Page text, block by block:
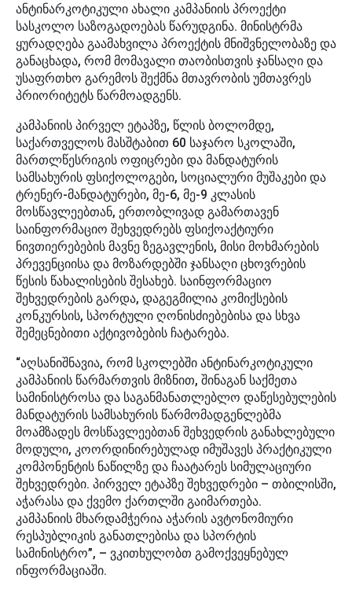
ანტინარკოტიკული ახალი კამპანიის პროექტი
სასკოლო საზოგადოებას წარუდგინა. მინისტრმა
ყურადღება გაამახვილა პროექტის მნიშვნელობაზე და
განაცხადა, რომ მომავალი თაობისთვის ჯანსაღი და
უსაფრთხო გარემოს შექმნა მთავრობის უმთავრეს
პრიორიტეტს წარმოადგენს.
კამპანიის პირველ ეტაპზე, წლის ბოლომდე,
საქართველოს მასშტაბით 60 საჯარო სკოლაში,
მართლწესრიგის ოფიცრები და მანდატურის
სამსახურის ფსიქოლოგები, სოციალური მუშაკები და
ტრენერ-მანდატურები, მე-6, მე-9 კლასის
მოსწავლეებთან, ერთობლივად გამართავენ
საინფორმაციო შეხვედრებს ფსიქოაქტიური
ნივთიერებების მავნე ზეგავლენის, მისი მოხმარების
პრევენციისა და მოზარდებში ჯანსაღი ცხოვრების
წესის წახალისების შესახებ. საინფორმაციო
შეხვედრების გარდა, დაგეგმილია კომიქსების
კონკურსის, სპორტული ღონისძიებებისა და სხვა
შემეცნებითი აქტივობების ჩატარება.
“აღსანიშნავია, რომ სკოლებში ანტინარკოტიკული
კამპანიის წარმართვის მიზნით, შინაგან საქმეთა
სამინისტროსა და საგანმანათლებლო დაწესებულების
მანდატურის სამსახურის წარმომადგენლებმა
მოამზადეს მოსწავლეებთან შეხვედრის განახლებული
მოდული, კოორდინირებულად იმუშავეს პრაქტიკული
კომპონენტის ნაწილზე და ჩაატარეს სიმულაციური
შეხვედრები. პირველ ეტაპზე შეხვედრები – თბილისში,
აჭარასა და ქვემო ქართლში გაიმართება.
კამპანიის მხარდამჭერია აჭარის ავტონომიური
რესპუბლიკის განათლებისა და სპორტის
სამინისტრო”, – ვკითხულობთ გამოქვეყნებულ
ინფორმაციაში.